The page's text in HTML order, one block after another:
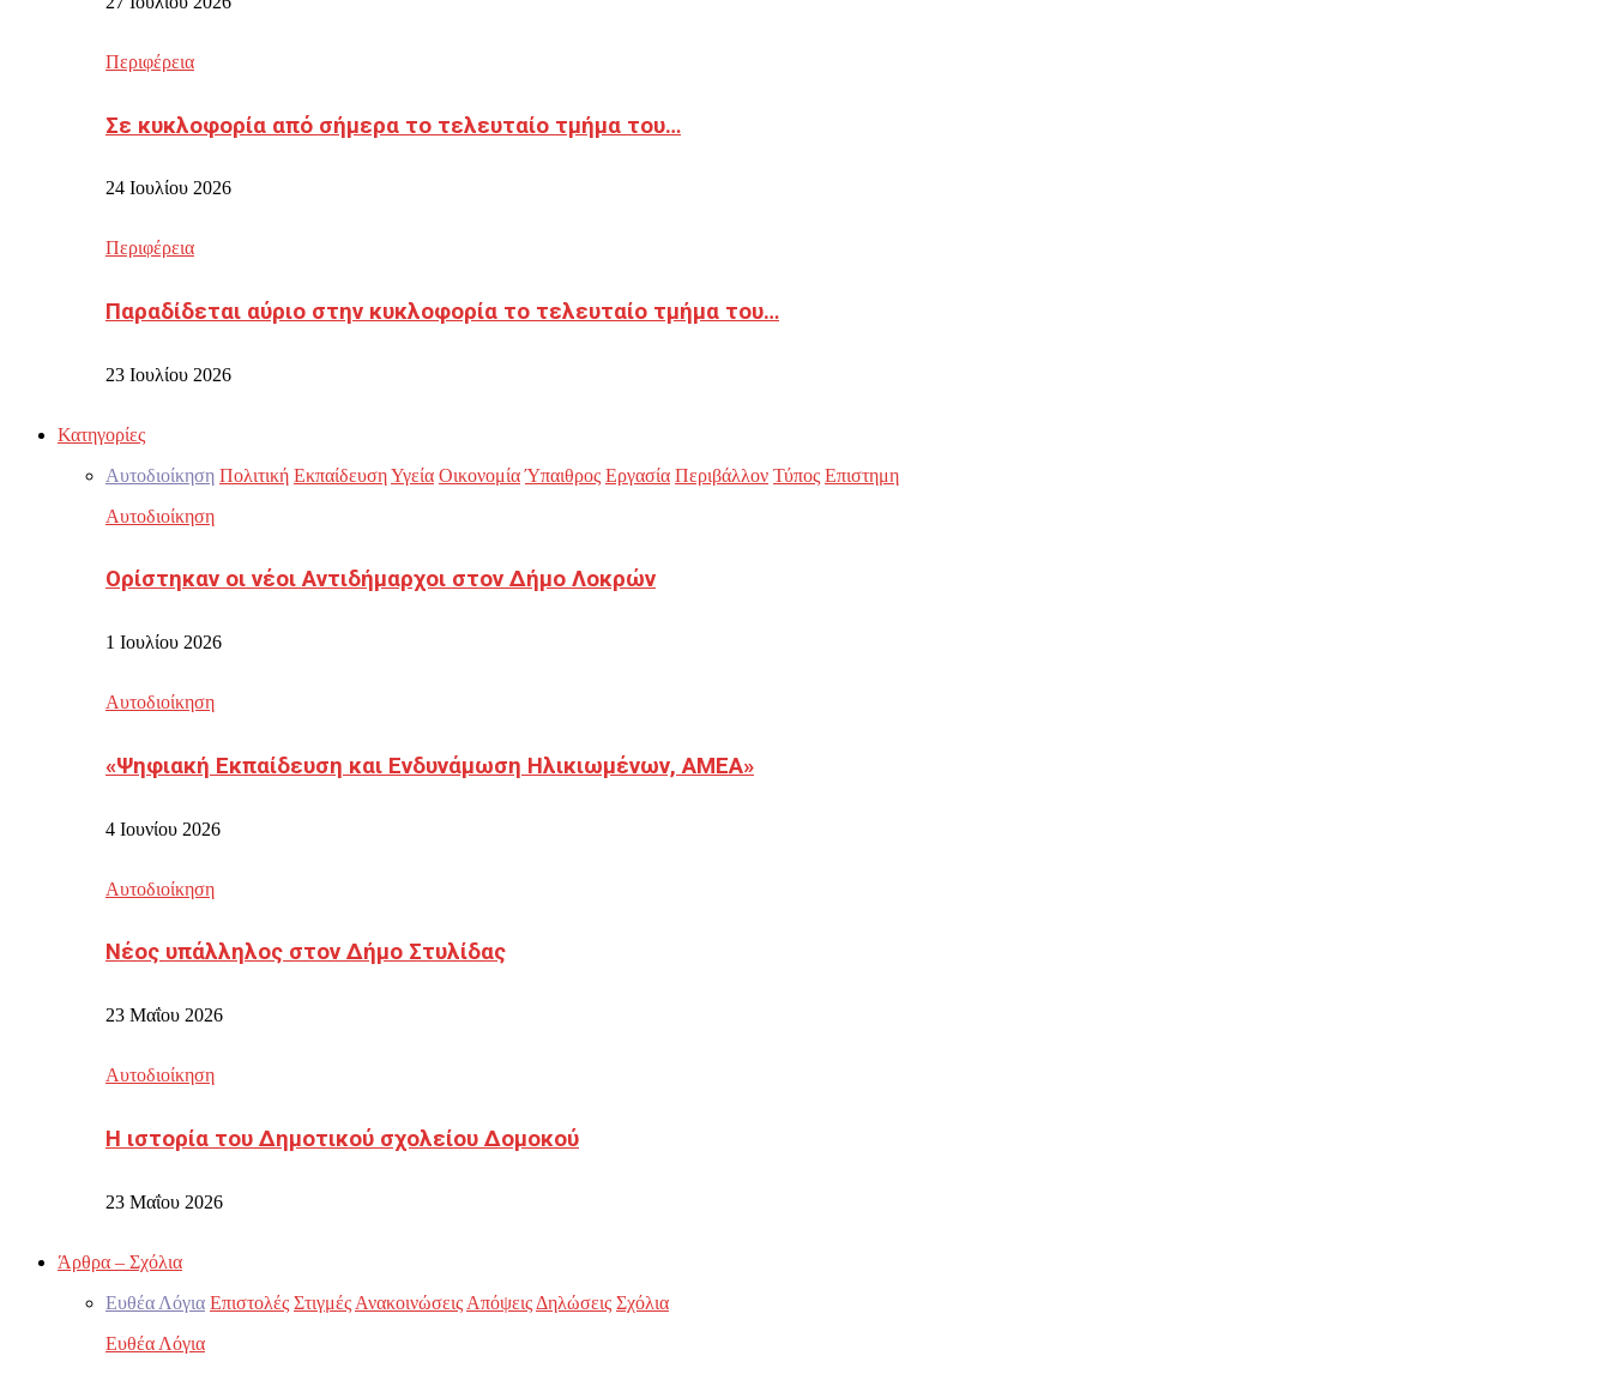
Περιφέρεια
Σε κυκλοφορία από σήμερα το τελευταίο τμήμα του…
24 Ιουλίου 2026
Περιφέρεια
Παραδίδεται αύριο στην κυκλοφορία το τελευταίο τμήμα του…
23 Ιουλίου 2026
Κατηγορίες
Αυτοδιοίκηση Πολιτική ΕκπαίδευσηΥγεία Οικονομία Ύπαιθρος Εργασία Περιβάλλον Τύπος Επιστημη
Αυτοδιοίκηση
Ορίστηκαν οι νέοι Αντιδήμαρχοι στον Δήμο Λοκρών
1 Ιουλίου 2026
Αυτοδιοίκηση
«Ψηφιακή Εκπαίδευση και Ενδυνάμωση Ηλικιωμένων, ΑΜΕΑ»
4 Ιουνίου 2026
Αυτοδιοίκηση
Νέος υπάλληλος στον Δήμο Στυλίδας
23 Μαΐου 2026
Αυτοδιοίκηση
Η ιστορία του Δημοτικού σχολείου Δομοκού
23 Μαΐου 2026
Άρθρα – Σχόλια
Ευθέα Λόγια Επιστολές Στιγμές Ανακοινώσεις Απόψεις Δηλώσεις Σχόλια
Ευθέα Λόγια